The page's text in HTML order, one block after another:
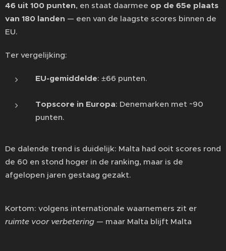
46 uit 100 punten, en staat daarmee op de 65e plaats
van 180 landen — een van de laagste scores binnen de
EU.
Ter vergelijking:
EU-gemiddelde: ±66 punten.
Topscore in Europa: Denemarken met ~90
punten.
De dalende trend is duidelijk: Malta had ooit scores rond
de 60 en stond hoger in de ranking, maar is de
afgelopen jaren gestaag gezakt.
Kortom: volgens internationale waarnemers zit er
ruimte voor verbetering — maar Malta blijft Malta 😉